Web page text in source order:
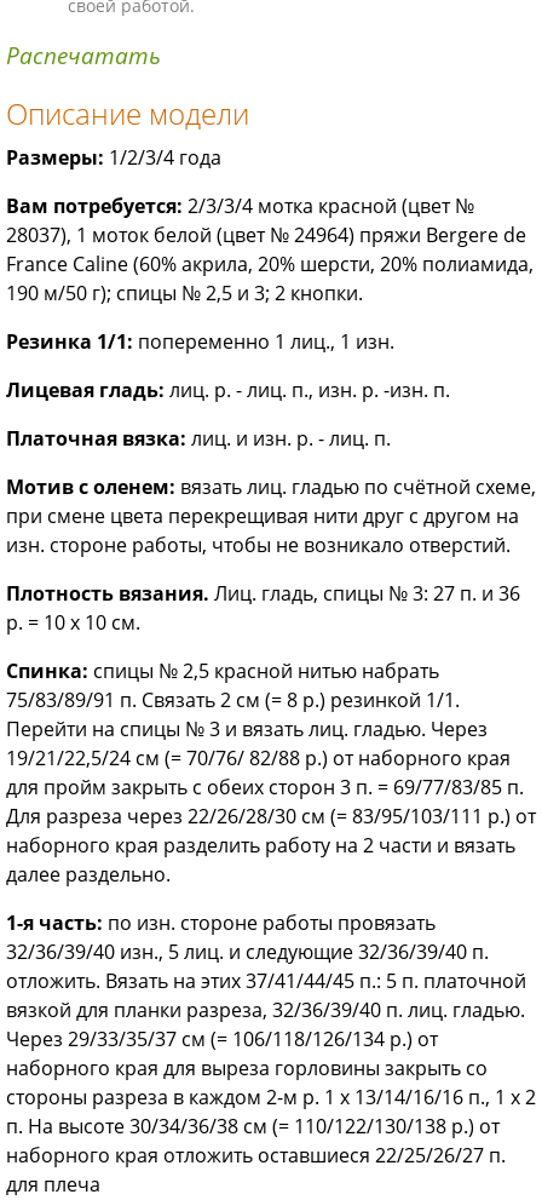
своей работой.
Распечатать
Описание модели
Размеры: 1/2/3/4 года
Вам потребуется: 2/3/3/4 мотка красной (цвет №
28037), 1 моток белой (цвет № 24964) пряжи Bergere de
France Caline (60% акрила, 20% шерсти, 20% полиамида,
190 м/50 г); спицы № 2,5 и 3; 2 кнопки.
Резинка 1/1: попеременно 1 лиц., 1 изн.
Лицевая гладь: лиц. р. - лиц. п., изн. р. -изн. п.
Платочная вязка: лиц. и изн. р. - лиц. п.
Мотив с оленем: вязать лиц. гладью по счётной схеме,
при смене цвета перекрещивая нити друг с другом на
изн. стороне работы, чтобы не возникало отверстий.
Плотность вязания. Лиц. гладь, спицы № 3: 27 п. и 36
р. = 10 x 10 см.
Спинка: спицы № 2,5 красной нитью набрать
75/83/89/91 п. Связать 2 см (= 8 р.) резинкой 1/1.
Перейти на спицы № 3 и вязать лиц. гладью. Через
19/21/22,5/24 см (= 70/76/ 82/88 р.) от наборного края
для пройм закрыть с обеих сторон 3 п. = 69/77/83/85 п.
Для разреза через 22/26/28/30 см (= 83/95/103/111 р.) от
наборного края разделить работу на 2 части и вязать
далее раздельно.
1-я часть: по изн. стороне работы провязать
32/36/39/40 изн., 5 лиц. и следующие 32/36/39/40 п.
отложить. Вязать на этих 37/41/44/45 п.: 5 п. платочной
вязкой для планки разреза, 32/36/39/40 п. лиц. гладью.
Через 29/33/35/37 см (= 106/118/126/134 р.) от
наборного края для выреза горловины закрыть со
стороны разреза в каждом 2-м р. 1 х 13/14/16/16 п., 1 х 2
п. На высоте 30/34/36/38 см (= 110/122/130/138 р.) от
наборного края отложить оставшиеся 22/25/26/27 п.
для плеча